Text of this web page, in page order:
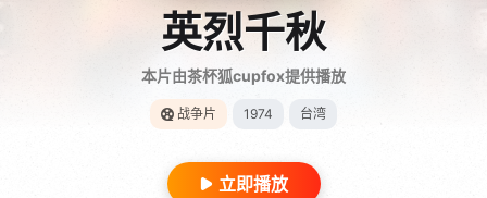
英烈千秋
本片由茶杯狐cupfox提供播放
战争片 1974 台湾
立即播放